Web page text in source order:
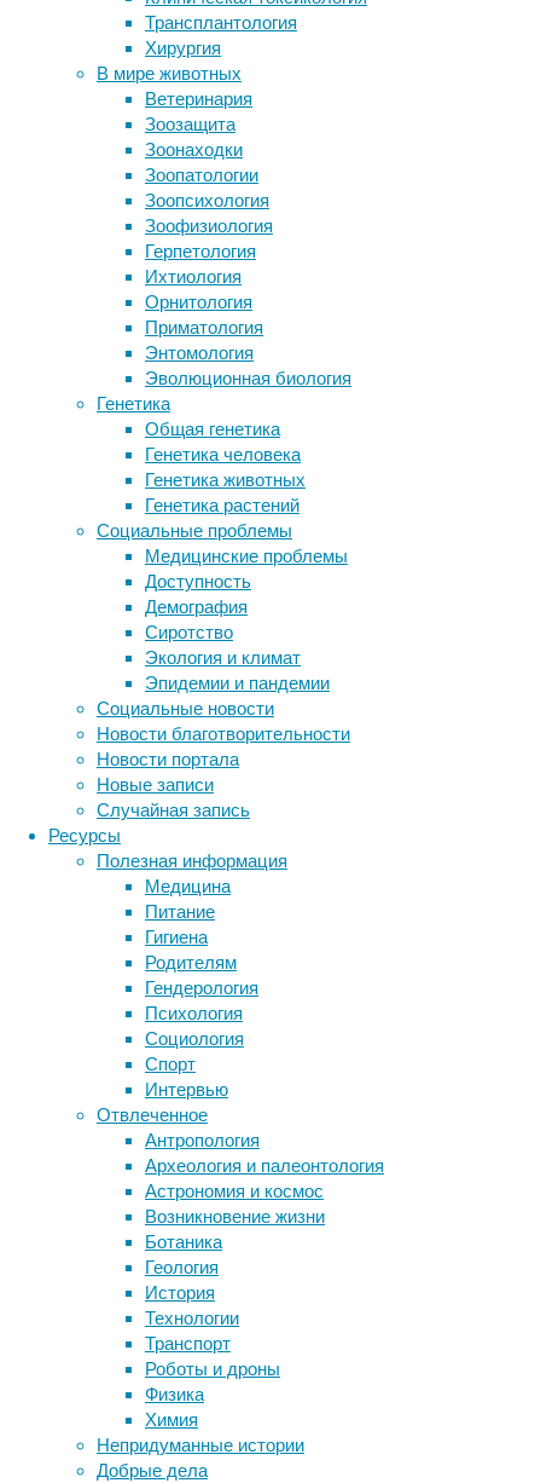
Трансплантология
Хирургия
В мире животных
Ветеринария
Зоозащита
Зоонаходки
Зоопатологии
Зоопсихология
Зоофизиология
Герпетология
Ихтиология
Орнитология
Приматология
Энтомология
Эволюционная биология
Генетика
Общая генетика
Генетика человека
Генетика животных
Генетика растений
Социальные проблемы
Медицинские проблемы
Доступность
Демография
Сиротство
Экология и климат
Эпидемии и пандемии
Социальные новости
Новости благотворительности
Новости портала
Новые записи
Случайная запись
Ресурсы
Полезная информация
Медицина
Питание
Гигиена
Родителям
Гендерология
Психология
Социология
Спорт
Интервью
Отвлеченное
Антропология
Археология и палеонтология
Астрономия и космос
Возникновение жизни
Ботаника
Геология
История
Технологии
Транспорт
Роботы и дроны
Физика
Химия
Непридуманные истории
Добрые дела
возрасте
29/10/2018,
21:22
04/11/2018
знания,
зрение,
интеллект,
исследования,
медицина,
нейрофизиология
память,
пожилые,
слух,
старость
К
годам
каждого
десятого
человека
заметно
снижается
острота
слуха.
Слух
ухудшается
медленно
и
постепенно,
поэтому
трудно
понять,
чего-
хватает.
Когда
человек
убеждается
наличии
проблем
со
слухом,
Вирус Зика стал смертельно
опасным после появления
единственной мутации
Ученые поддержали генетическую
модификацию человеческих
эмбрионов
Ломбард Кредитон — честные
деньги тогда, когда они
действительно нужны
Следите за новостями
Метки
ДНК бактерии биология
биотехнология вирусы восприятие
генетика дети
здоровье
инструменты и методы
исследования
лекарства медицина
мозг наука
нейробиология
нейрофизиология